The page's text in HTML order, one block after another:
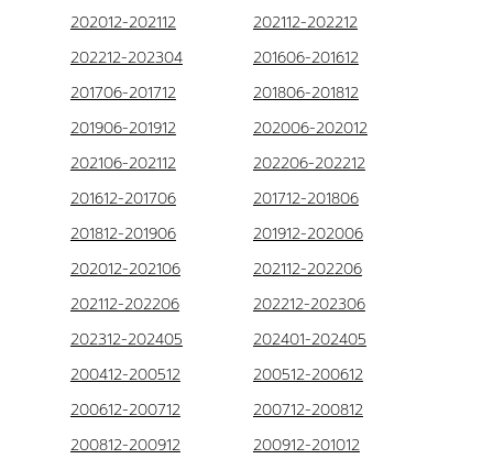
202012-202112
202112-202212
202212-202304
201606-201612
201706-201712
201806-201812
201906-201912
202006-202012
202106-202112
202206-202212
201612-201706
201712-201806
201812-201906
201912-202006
202012-202106
202112-202206
202112-202206
202212-202306
202312-202405
202401-202405
200412-200512
200512-200612
200612-200712
200712-200812
200812-200912
200912-201012